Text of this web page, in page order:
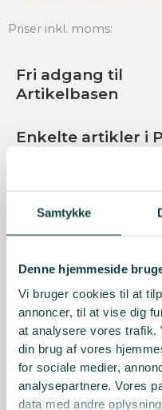
Samtykke
Denne hjemmeside
Vi bruger cookies til at
annoncer, til at vise dig
at analysere vores trafik.
din brug af vores
for sociale medier,
analysepartnere. Vores
data med andre
Priser inkl. moms:
Fri adgang til
Artikelbasen
Enkelte artikler i
Hvis du har brug for
tilbud på
adgang tilArtikelbasen
Abonnér på Finans/Invest
Du kan abonnere på
fremsendt tidsskrift eller
Finans/Invest udkommer